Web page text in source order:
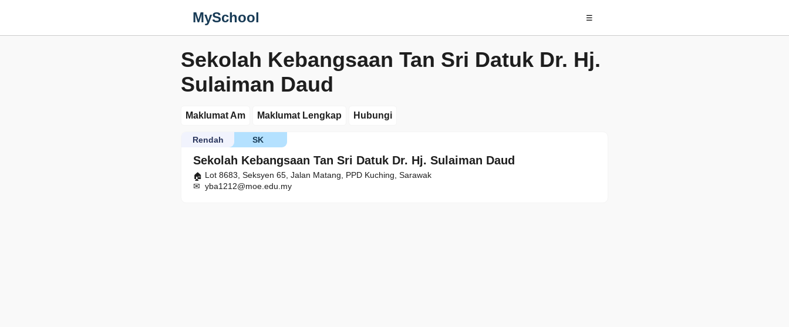
MySchool ☰
Sekolah Kebangsaan Tan Sri Datuk Dr. Hj.
Sulaiman Daud
Maklumat Am Maklumat Lengkap Hubungi
Sekolah Kebangsaan Tan Sri Datuk Dr. Hj. Sulaiman Daud
SK
Rendah
Lot 8683, Seksyen 65, Jalan Matang, PPD Kuching, Sarawak
yba1212@moe.edu.my